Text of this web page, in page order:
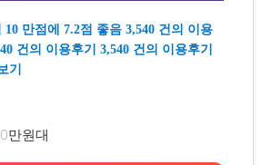
10 만점에 7.2점 좋음 3,540 건의 이용
건의 이용후기 3,540 건의 이용후기
기
만원대